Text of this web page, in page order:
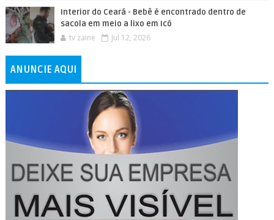
Interior do Ceará - Bebê é encontrado dentro de
sacola em meio a lixo em Icó
tv zaine Jul 12, 2026
ANUNCIE AQUI